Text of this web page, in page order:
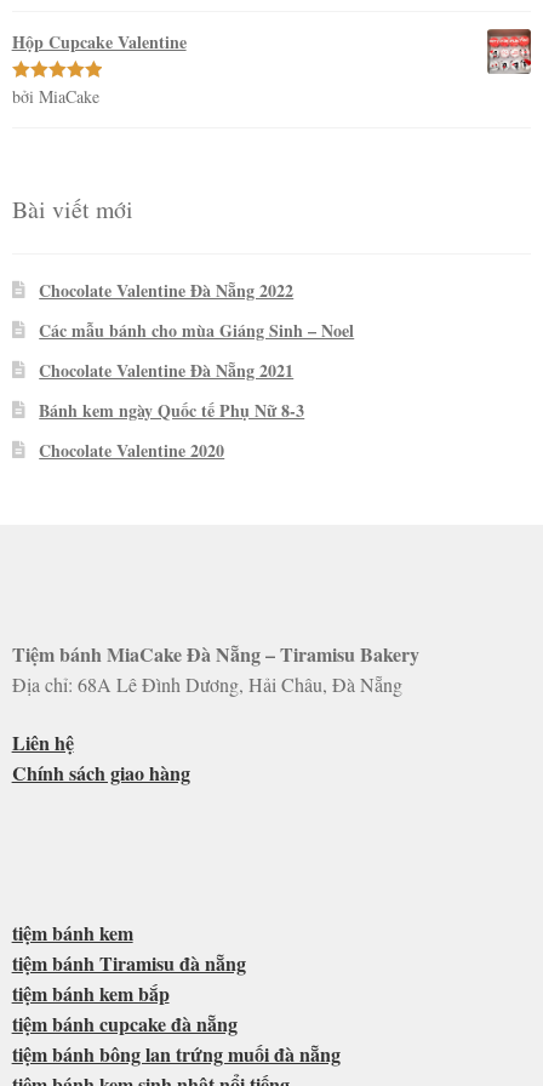
Hộp Cupcake Valentine
Được xếp
bởi MiaCake
Bài viết mới
Chocolate Valentine Đà Nẵng 2022
Các mẫu bánh cho mùa Giáng Sinh – Noel
Chocolate Valentine Đà Nẵng 2021
Bánh kem ngày Quốc tế Phụ Nữ 8-3
Chocolate Valentine 2020
Tiệm bánh MiaCake Đà Nẵng – Tiramisu Bakery
Địa chỉ: 68A Lê Đình Dương, Hải Châu, Đà Nẵng
Liên hệ
Chính sách giao hàng
tiệm bánh kem
tiệm bánh Tiramisu đà nẵng
tiệm bánh kem bắp
tiệm bánh cupcake đà nẵng
tiệm bánh bông lan trứng muối đà nẵng